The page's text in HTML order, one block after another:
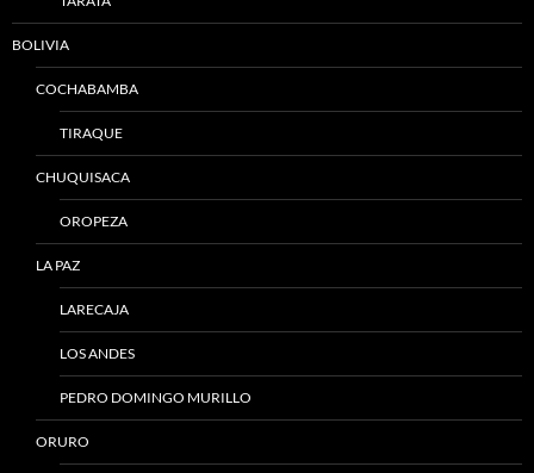
BOLIVIA
COCHABAMBA
TIRAQUE
CHUQUISACA
OROPEZA
LA PAZ
LARECAJA
LOS ANDES
PEDRO DOMINGO MURILLO
ORURO